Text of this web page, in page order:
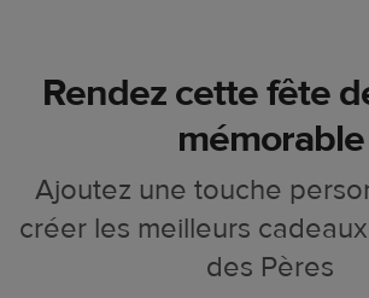
Rendez cette fête
mémorable
Ajoutez une touche
créer les meilleurs
des Pères